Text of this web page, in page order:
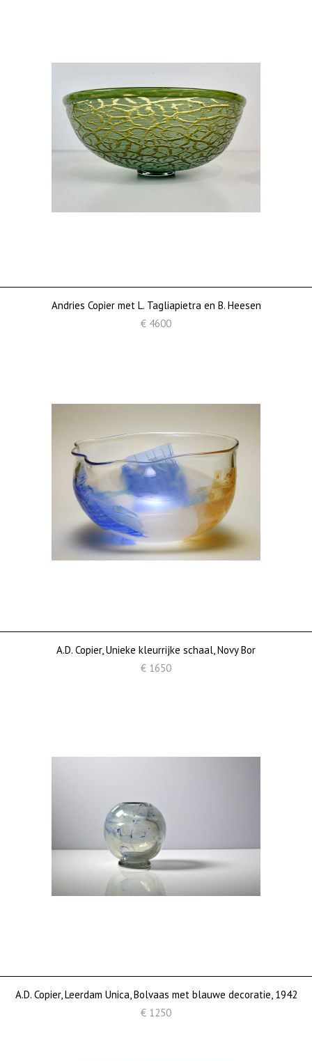
Andries Copier met L. Tagliapietra en B. Heesen
€ 4600
A.D. Copier, Unieke kleurrijke schaal, Novy Bor
€ 1650
A.D. Copier, Leerdam Unica, Bolvaas met blauwe decoratie, 1942
€ 1250